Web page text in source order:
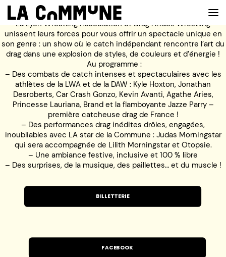
VOIR LA CARTE
CHEFS
PROG’
BAR
PRIVATISER
RESERVER
À PROPOS
La Lyon Wrestling Association et Drag Attack Wrestling
unissent leurs forces pour vous offrir un spectacle unique en
son genre : un show où le catch indépendant rencontre l’art du
drag dans une explosion de styles, de couleurs et d’énergie !
Au programme :
– Des combats de catch intenses et spectaculaires avec les
athlètes de la LWA et de la DAW : Kyle Hoxton, Jonathan
Desroberts, Car Crash Gonzo, Kevin Avanti, Agathe Aries,
Princesse Lauriana, Brand et la flamboyante Jazze Parry –
première catcheuse drag de France !
– Des performances drag inédites drôles, engagées,
inoubliables avec LA star de la Commune : Judas Morningstar
qui sera accompagnée de Lilith Morningstar et Otopsie.
– Une ambiance festive, inclusive et 100 % libre
– Des surprises, de la musique, des paillettes… et du muscle !
BILLETTERIE
FACEBOOK